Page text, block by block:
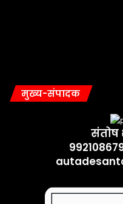
मुख्य-संपादक
संतोष